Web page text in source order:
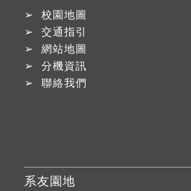
➢ 校園地圖
➢ 交通指引
➢ 網站地圖
➢ 分機資訊
➢ 聯絡我們
系友園地